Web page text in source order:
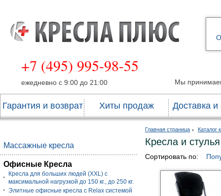
+7 (495) 995-98-55
ежедневно с 9:00 до 21:00 Мы
Гарантия и возврат Хиты продаж Доставка и
Массажные кресла
Офисные Кресла
Кресла для больших людей (XXL) с
максимальной нагрузкой до 150 кг., до 250 кг.
Элитные офисные кресла с Relax системой
Главная страница Каталог
Кресла и
Сортировать по: